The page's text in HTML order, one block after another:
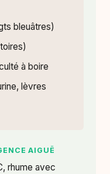
bleuâtres)
à boire
lèvres
AIGUË
rhume avec